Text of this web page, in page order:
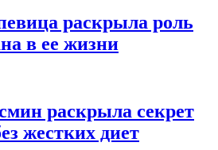
раскрыла роль
в ее жизни
раскрыла секрет
жестких диет